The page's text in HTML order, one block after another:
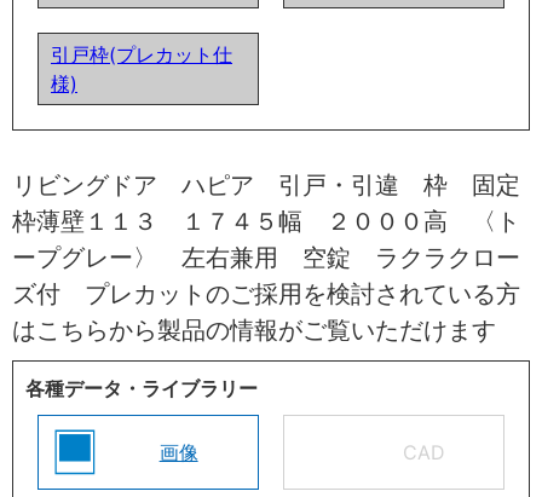
引戸枠(プレカット仕
様)
リビングドア ハピア 引戸・引違 枠 固定
枠薄壁１１３ １７４５幅 ２０００高 〈ト
ープグレー〉 左右兼用 空錠 ラクラクロー
ズ付 プレカットのご採用を検討されている方
はこちらから製品の情報がご覧いただけます
各種データ・ライブラリー
画像 CAD